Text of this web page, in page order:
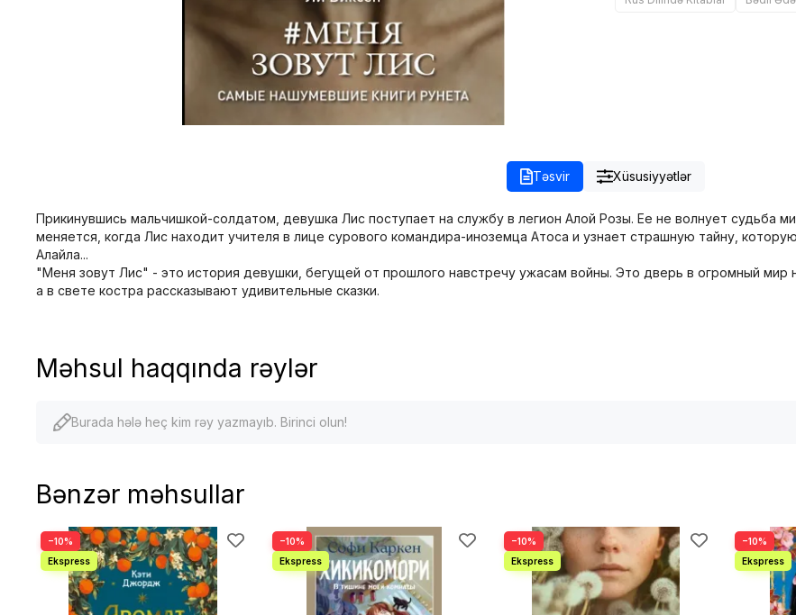
Təsvir Xüsusiyyətlər
Прикинувшись мальчишкой-солдатом, девушка Лис поступает на службу в легион Алой Розы. Ее не волнует судьба
меняется, когда Лис находит учителя в лице сурового командира-иноземца Атоса и узнает страшную тайну,
Алайла...
"Меня зовут Лис" - это история девушки, бегущей от прошлого навстречу ужасам войны. Это дверь в огромный
а в свете костра рассказывают удивительные сказки.
Məhsul haqqında rəylər
Burada hələ heç kim rəy yazmayıb. Birinci olun!
Bənzər məhsullar
−10% −10% −10% −10%